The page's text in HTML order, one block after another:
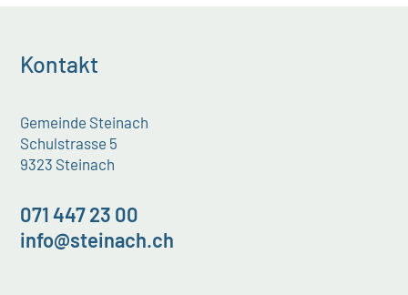
Kontakt
Gemeinde Steinach
Schulstrasse 5
9323 Steinach
071 447 23 00
info@steinach.ch